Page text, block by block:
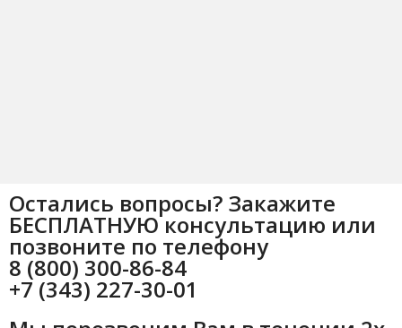
Остались вопросы? Закажите
БЕСПЛАТНУЮ консультацию или
позвоните по телефону
8 (800) 300-86-84
+7 (343) 227-30-01